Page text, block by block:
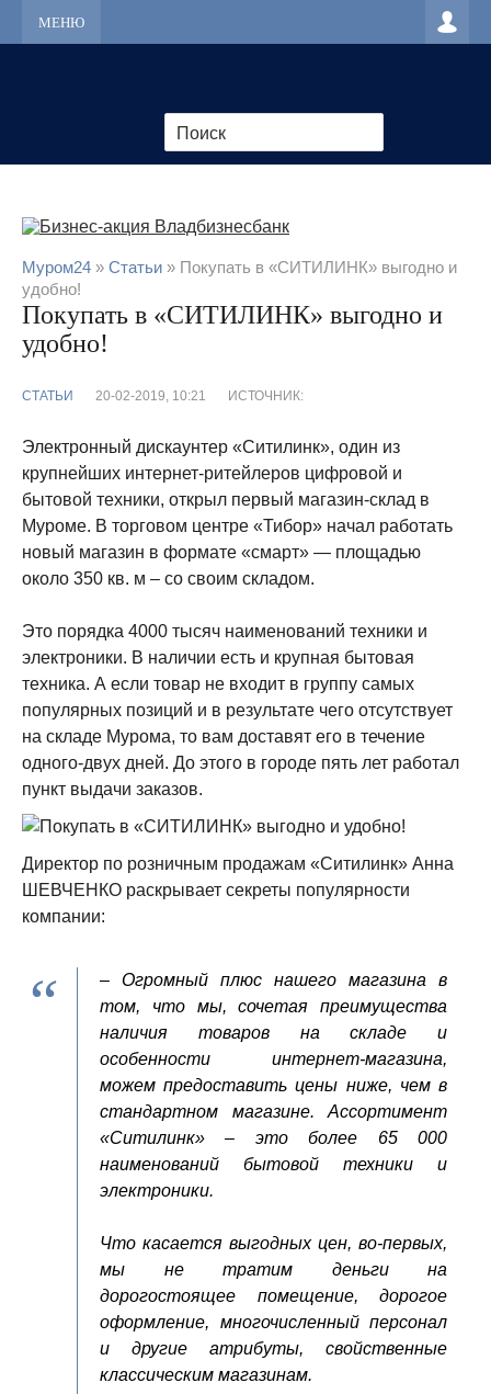
МЕНЮ
Муром24 » Статьи » Покупать в «СИТИЛИНК» выгодно и
удобно!
Покупать в «СИТИЛИНК» выгодно и
удобно!
СТАТЬИ 20-02-2019, 10:21 ИСТОЧНИК:
Электронный дискаунтер «Ситилинк», один из
крупнейших интернет-ритейлеров цифровой и
бытовой техники, открыл первый магазин-склад в
Муроме. В торговом центре «Тибор» начал работать
новый магазин в формате «смарт» — площадью
около 350 кв. м – со своим складом.
Это порядка 4000 тысяч наименований техники и
электроники. В наличии есть и крупная бытовая
техника. А если товар не входит в группу самых
популярных позиций и в результате чего отсутствует
на складе Мурома, то вам доставят его в течение
одного-двух дней. До этого в городе пять лет работал
пункт выдачи заказов.
Директор по розничным продажам «Ситилинк» Анна
ШЕВЧЕНКО раскрывает секреты популярности
компании:
– Огромный плюс нашего магазина в
том, что мы, сочетая преимущества
наличия товаров на складе и
особенности интернет-магазина,
можем предоставить цены ниже, чем в
стандартном магазине. Ассортимент
«Ситилинк» – это более 65 000
наименований бытовой техники и
электроники.
Что касается выгодных цен, во-первых,
мы не тратим деньги на
дорогостоящее помещение, дорогое
оформление, многочисленный персонал
и другие атрибуты, свойственные
классическим магазинам.